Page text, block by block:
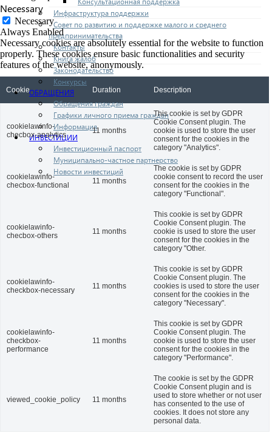
Инфраструктура поддержки
Совет по развитию и поддержке малого и среднего
предпринимательства
Контакты
Книга жалоб
Законодательство
Конкурсы
ОБРАЩЕНИЯ
Обращения граждан
Графики личного приема граждан
Информация
ИНВЕСТИЦИИ
Инвестиционный паспорт
Муниципально-частное партнерство
Новости инвестиций
Necessary
Necessary
Always Enabled
Necessary cookies are absolutely essential for the website to function
properly. These cookies ensure basic functionalities and security
features of the website, anonymously.
Cookie Duration Description
cookielawinfo-
checbox-analytics
11 months
This cookie is set by GDPR
Cookie Consent plugin. The
cookie is used to store the user
consent for the cookies in the
category "Analytics".
cookielawinfo-
checbox-functional
11 months
The cookie is set by GDPR
cookie consent to record the user
consent for the cookies in the
category "Functional".
cookielawinfo-
checbox-others
11 months
This cookie is set by GDPR
Cookie Consent plugin. The
cookie is used to store the user
consent for the cookies in the
category "Other.
cookielawinfo-
checkbox-necessary
11 months
This cookie is set by GDPR
Cookie Consent plugin. The
cookies is used to store the user
consent for the cookies in the
category "Necessary".
cookielawinfo-
checkbox-
performance
11 months
This cookie is set by GDPR
Cookie Consent plugin. The
cookie is used to store the user
consent for the cookies in the
category "Performance".
viewed_cookie_policy 11 months
The cookie is set by the GDPR
Cookie Consent plugin and is
used to store whether or not user
has consented to the use of
cookies. It does not store any
personal data.